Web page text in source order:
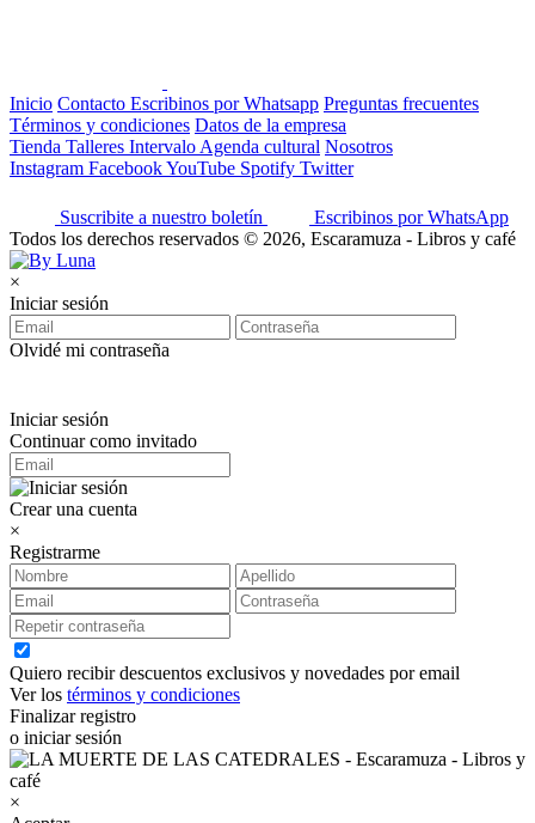
Inicio Contacto Escribinos por Whatsapp Preguntas frecuentes
Términos y condiciones Datos de la empresa
Tienda Talleres Intervalo Agenda cultural Nosotros
Instagram FacebookYouTube Spotify Twitter
Suscribite a nuestro boletín
Escribinos por WhatsApp
Todos los derechos reservados © 2026, Escaramuza - Libros y café
×
Iniciar sesión
Olvidé mi contraseña
Iniciar sesión
Continuar como invitado
Crear una cuenta
×
Registrarme
Quiero recibir descuentos exclusivos y novedades por email
Ver los términos y condiciones
Finalizar registro
o iniciar sesión
×